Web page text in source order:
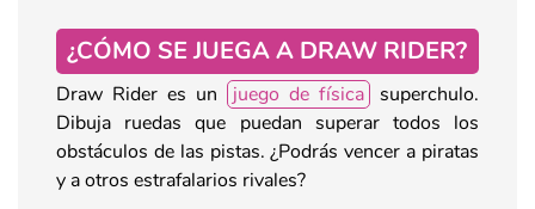
¿CÓMO SE JUEGA A DRAW RIDER?
Draw Rider es un juego de física superchulo.
Dibuja ruedas que puedan superar todos los
obstáculos de las pistas. ¿Podrás vencer a piratas
y a otros estrafalarios rivales?